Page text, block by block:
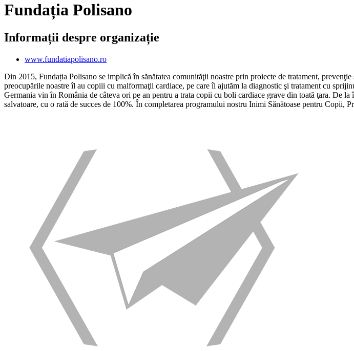
Fundația Polisano
Informații despre organizație
www.fundatiapolisano.ro
Din 2015, Fundația Polisano se implică în sănătatea comunităţii noastre prin proiecte de tratament,
preocupările noastre îl au copiii cu malformaţii cardiace, pe care îi ajutăm la diagnostic şi tratament cu
Germania vin în România de câteva ori pe an pentru a trata copii cu boli cardiace grave din toată ţara. De
salvatoare, cu o rată de succes de 100%. În completarea programului nostru Inimi Sănătoase pentru Copii,